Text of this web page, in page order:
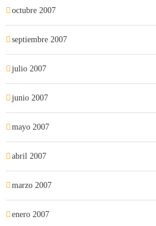
octubre 2007
septiembre 2007
julio 2007
junio 2007
mayo 2007
abril 2007
marzo 2007
enero 2007